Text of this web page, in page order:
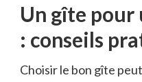
Un gîte pour
: conseils
Choisir le bon gîte